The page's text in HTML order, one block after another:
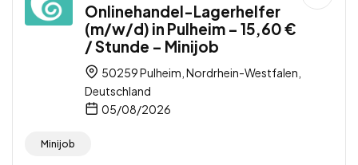
Onlinehandel-Lagerhelfer
(m/w/d) in Pulheim – 15,60 €
/ Stunde – Minijob
50259 Pulheim, Nordrhein-Westfalen,
Deutschland
05/08/2026
Minijob